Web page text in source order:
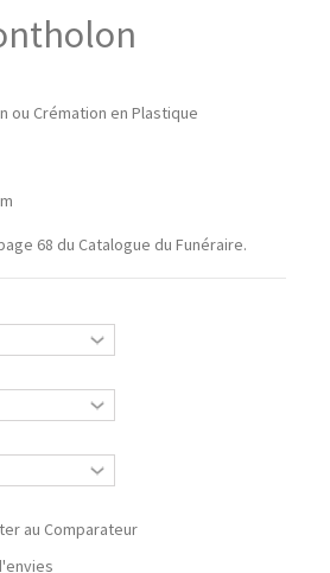
ou Crémation en Plastique
68 du Catalogue du Funéraire.
au Comparateur